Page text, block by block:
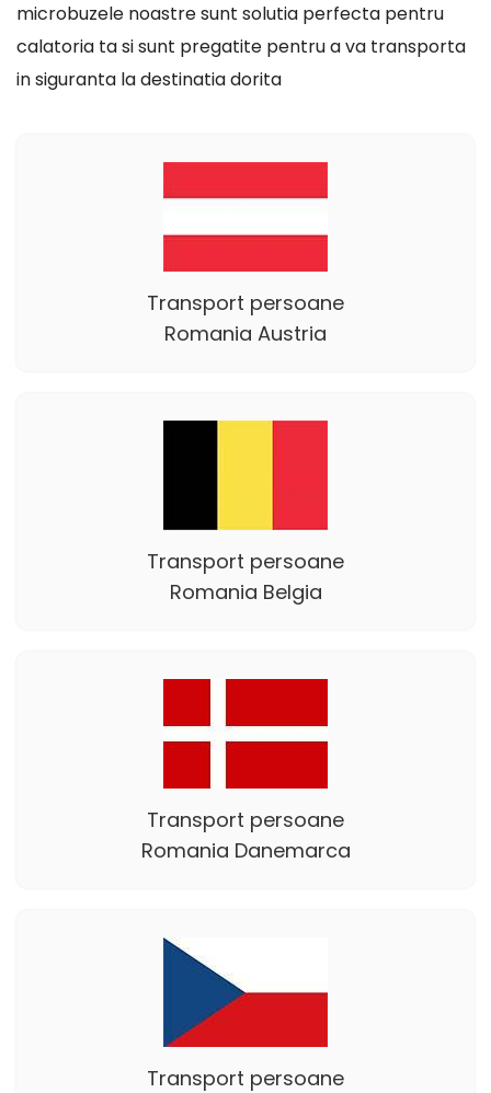
microbuzele noastre sunt solutia perfecta pentru
calatoria ta si sunt pregatite pentru a va transporta
in siguranta la destinatia dorita
Transport persoane
Romania Austria
Transport persoane
Romania Belgia
Transport persoane
Romania Danemarca
Transport persoane